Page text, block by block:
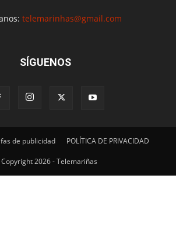
telemarinhas@gmail.com
SÍGUENOS
de publicidad POLÍTICA DE PRIVACIDAD
2026 - Telemariñas